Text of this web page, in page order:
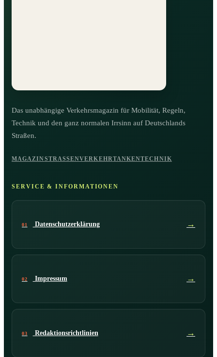
Das unabhängige Verkehrsmagazin für Mobilität, Regeln,
Technik und den ganz normalen Irrsinn auf Deutschlands
Straßen.
MAGAZINSTRASSENVERKEHR TANKENTECHNIK
SERVICE & INFORMATIONEN
01 Datenschutzerklärung →
02 Impressum →
03 Redaktionsrichtlinien →